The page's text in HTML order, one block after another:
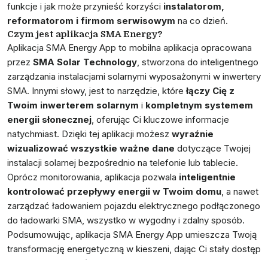
funkcje i jak może przynieść korzyści instalatorom,
reformatorom i firmom serwisowym na co dzień.
Czym jest aplikacja SMA Energy?
Aplikacja SMA Energy App to mobilna aplikacja opracowana
przez SMA Solar Technology, stworzona do inteligentnego
zarządzania instalacjami solarnymi wyposażonymi w inwertery
SMA. Innymi słowy, jest to narzędzie, którełączy Cię z
Twoim inwerterem solarnym i kompletnym systemem
energii słonecznej, oferując Ci kluczowe informacje
natychmiast. Dzięki tej aplikacji możesz wyraźnie
wizualizować wszystkie ważne dane dotyczące Twojej
instalacji solarnej bezpośrednio na telefonie lub tablecie.
Oprócz monitorowania, aplikacja pozwala inteligentnie
kontrolować przepływy energii w Twoim domu, a nawet
zarządzać ładowaniem pojazdu elektrycznego podłączonego
do ładowarki SMA, wszystko w wygodny i zdalny sposób.
Podsumowując, aplikacja SMA Energy App umieszcza Twoją
transformację energetyczną w kieszeni, dając Ci stały dostęp